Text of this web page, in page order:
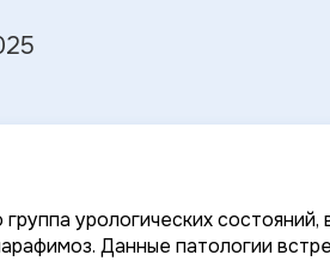
урологических
Данные патологии